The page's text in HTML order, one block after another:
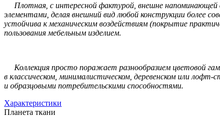
Плотная, с интересной фактурой, внешне напоминающей
элементами, делая внешний вид любой конструкции более
устойчива к механическим воздействиям (покрытие
пользования мебельным изделием.
Коллекция просто поражает разнообразием цветовой
в классическом, минималистическом, деревенском или
и образцовыми потребительскими способностями.
Характеристики
Планета ткани